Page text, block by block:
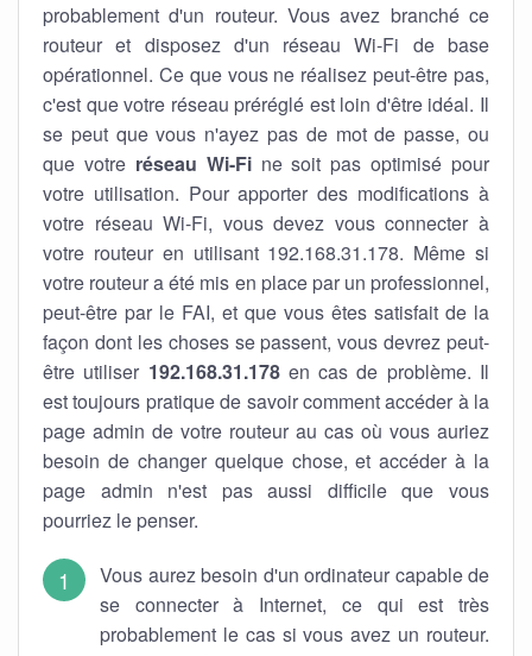
probablement d'un routeur. Vous avez branché ce
routeur et disposez d'un réseau Wi-Fi de base
opérationnel. Ce que vous ne réalisez peut-être pas,
c'est que votre réseau préréglé est loin d'être idéal. Il
se peut que vous n'ayez pas de mot de passe, ou
que votre réseau Wi-Fine soit pas optimisé pour
votre utilisation. Pour apporter des modifications à
votre réseau Wi-Fi, vous devez vous connecter à
votre routeur en utilisant 192.168.31.178. Même si
votre routeur a été mis en place par un professionnel,
peut-être par le FAI, et que vous êtes satisfait de la
façon dont les choses se passent, vous devrez peut-
être utiliser 192.168.31.178en cas de problème. Il
est toujours pratique de savoir comment accéder à la
page admin de votre routeur au cas où vous auriez
besoin de changer quelque chose, et accéder à la
page admin n'est pas aussi difficile que vous
pourriez le penser.
Vous aurez besoin d'un ordinateur capable de
se connecter à Internet, ce qui est très
probablement le cas si vous avez un routeur.